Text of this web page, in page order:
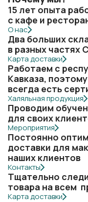
15 лет опыта
с кафе и
О нас
Два больших
в разных частях
Карта доставки
Работаем с
Кавказа,
всегда есть
Халяльная продукция
Проводим
для своих
Мероприятия
Постоянно
доставки для
наших клиентов
Контакты
Тщательно
товара на всем
Карта доставки